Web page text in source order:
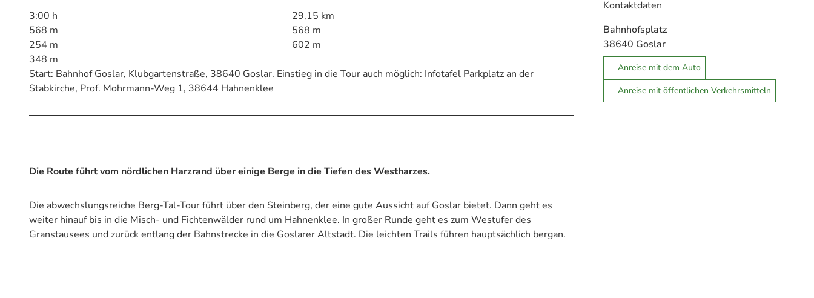
3:00 h
29,15 km
568 m
568 m
254 m
602 m
348 m
Start: Bahnhof Goslar, Klubgartenstraße, 38640 Goslar. Einstieg in die Tour auch möglich: Infotafel Parkplatz an der
Stabkirche, Prof. Mohrmann-Weg 1, 38644 Hahnenklee
Die Route führt vom nördlichen Harzrand über einige Berge in die Tiefen des Westharzes.
Die abwechslungsreiche Berg-Tal-Tour führt über den Steinberg, der eine gute Aussicht auf Goslar bietet. Dann geht es
weiter hinauf bis in die Misch- und Fichtenwälder rund um Hahnenklee. In großer Runde geht es zum Westufer des
Granstausees und zurück entlang der Bahnstrecke in die Goslarer Altstadt. Die leichten Trails führen hauptsächlich bergan.
Kontaktdaten
Bahnhofsplatz
38640 Goslar
Anreise mit dem Auto
Anreise mit öffentlichen Verkehrsmitteln